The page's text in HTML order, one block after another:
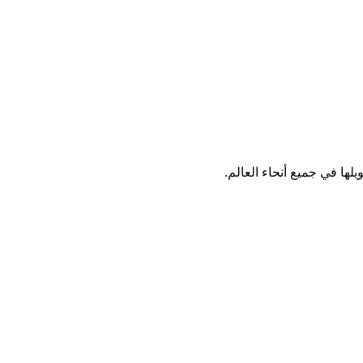
في جميع أنحاء العالم.